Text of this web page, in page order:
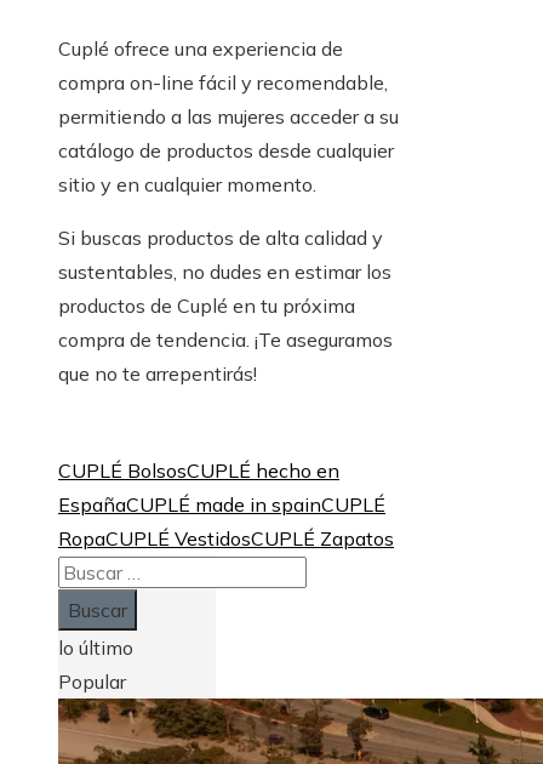
Cuplé ofrece una experiencia de
compra on-line fácil y recomendable,
permitiendo a las mujeres acceder a su
catálogo de productos desde cualquier
sitio y en cualquier momento.
Si buscas productos de alta calidad y
sustentables, no dudes en estimar los
productos de Cuplé en tu próxima
compra de tendencia. ¡Te aseguramos
que no te arrepentirás!
CUPLÉ BolsosCUPLÉ hecho en
EspañaCUPLÉ made in spainCUPLÉ
RopaCUPLÉ VestidosCUPLÉ Zapatos
Buscar:
lo último
Popular